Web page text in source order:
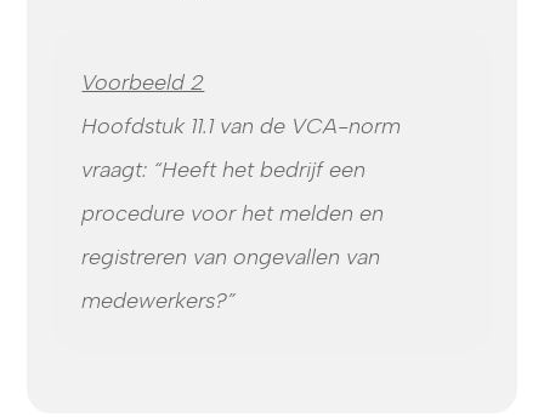
Voorbeeld 2
Hoofdstuk 11.1 van de VCA-norm
vraagt: “Heeft het bedrijf een
procedure voor het melden en
registreren van ongevallen van
medewerkers?”